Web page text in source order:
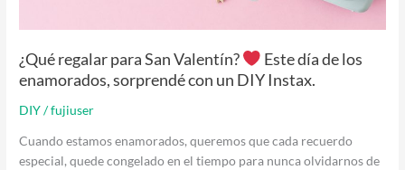
¿Qué regalar para San Valentín?
Este día de los
enamorados, sorprendé con un DIY Instax.
DIY/fujiuser
Cuando estamos enamorados, queremos que cada recuerdo
especial, quede congelado en el tiempo para nunca olvidarnos de